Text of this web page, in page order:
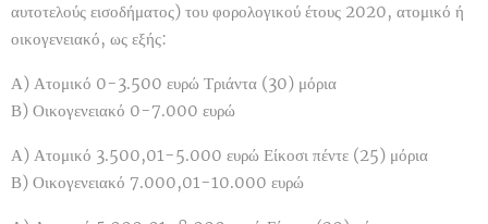
αυτοτελούς εισοδήματος) του φορολογικού έτους 2020, ατομικό ή
οικογενειακό, ως εξής:
Α) Ατομικό 0-3.500 ευρώ Τριάντα (30) μόρια
Β) Οικογενειακό 0-7.000 ευρώ
Α) Ατομικό 3.500,01-5.000 ευρώ Είκοσι πέντε (25) μόρια
Β) Οικογενειακό 7.000,01-10.000 ευρώ